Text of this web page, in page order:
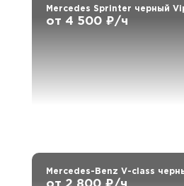
Mercedes Sprinter черный
от 4 500 ₽/ч
Mercedes-Benz V-class